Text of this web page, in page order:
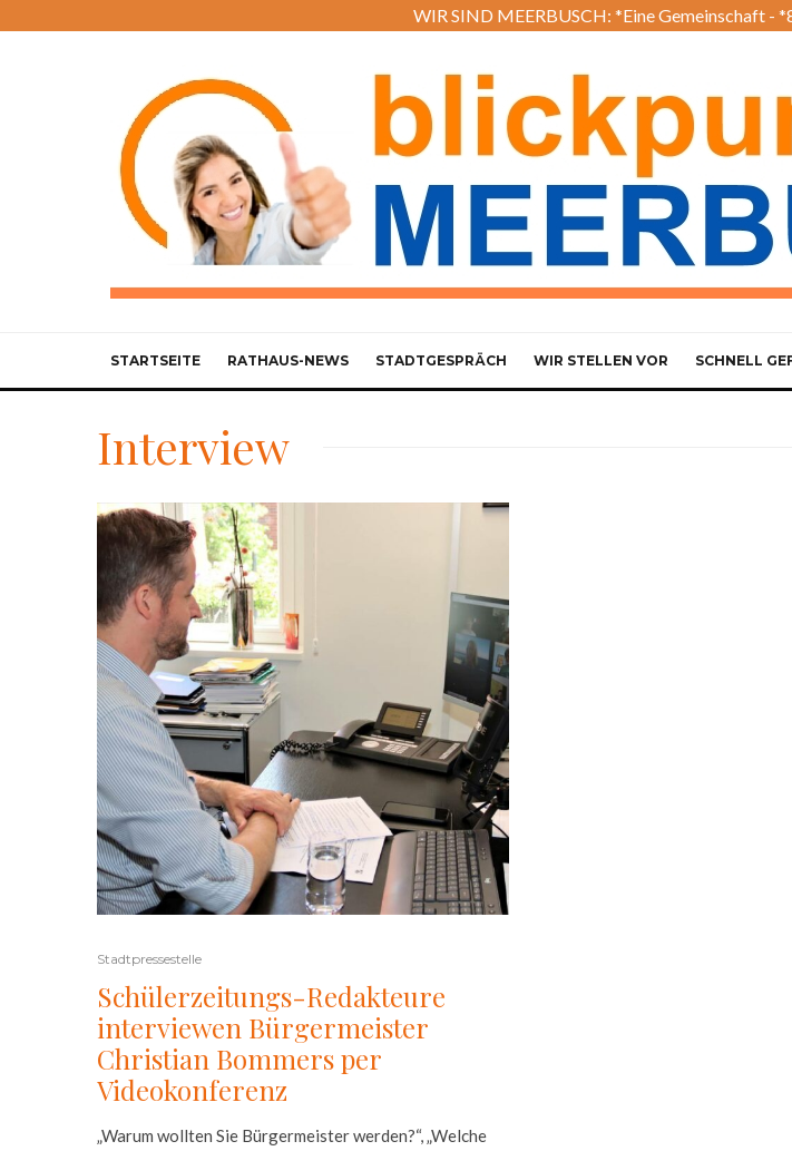
WIR SIND MEERBUSCH: *Eine Gemeinschaft -
STARTSEITE RATHAUS-NEWS STADTGESPRÄCH WIR STELLEN VOR SCHNELL
Interview
Stadtpressestelle
Schülerzeitungs-Redakteure
interviewen Bürgermeister
Christian Bommers per
Videokonferenz
„Warum wollten Sie Bürgermeister werden?“, „Welche